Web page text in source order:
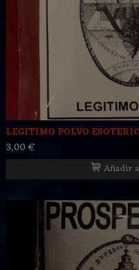
LEGITIMO POLVO
3,00 €
Añadir